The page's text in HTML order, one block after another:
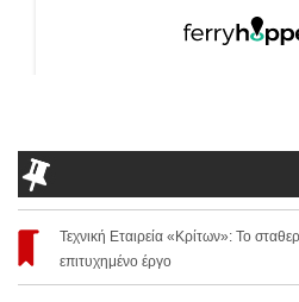
Τεχνική Εταιρεία «Κρίτων»: Το
επιτυχημένο έργο